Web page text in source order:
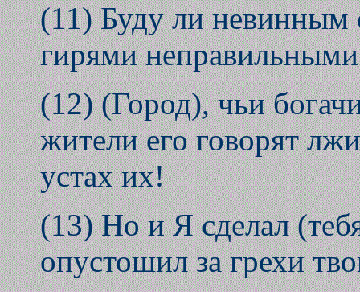
(11) Буду ли невинным
гирями
(12) (Город), чьи
жители его говорят
устах их!
(13) Но и Я сделал
опустошил за грехи